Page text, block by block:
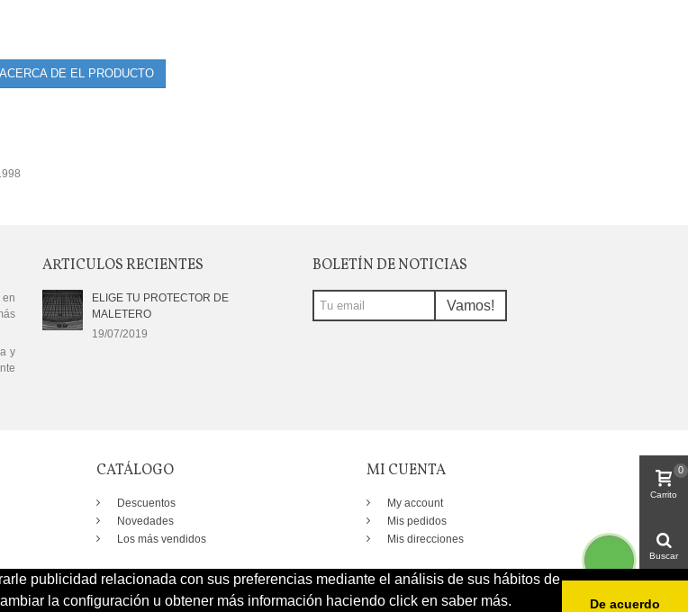
publicidad relacionada con sus preferencias mediante el análisis de sus hábitos de
la configuración u obtener más información haciendo click en saber más.
De acuerdo
DE EL PRODUCTO
y
ARTICULOS RECIENTES
ELIGE TU PROTECTOR DE
MALETERO
19/07/2019
BOLETÍN DE NOTICIAS
Vamos!
CATÁLOGO
Descuentos
Novedades
Los más vendidos
MI CUENTA
My account
Mis pedidos
Mis direcciones
Carrito
0
Buscar